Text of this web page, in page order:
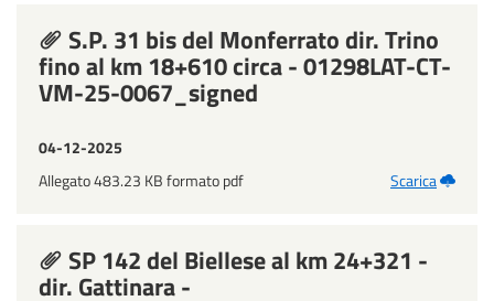
S.P. 31 bis del Monferrato dir. Trino
fino al km 18+610 circa - 01298LAT-CT-
VM-25-0067_signed
04-12-2025
Allegato 483.23 KB formato pdf
Scarica
SP 142 del Biellese al km 24+321 -
dir. Gattinara -